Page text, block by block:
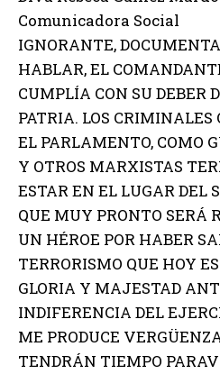
Comunicadora Social
IGNORANTE,
HABLAR, EL
CUMPLÍA CON SU DEBER
PATRIA. LOS CRIMINALES
EL PARLAMENTO, COMO
Y OTROS MARXISTAS
ESTAR EN EL LUGAR DEL
QUE MUY PRONTO SERÁ
UN HÉROE POR HABER
TERRORISMO QUE HOY
GLORIA Y MAJESTAD
INDIFERENCIA DEL
ME PRODUCE
TENDRÁN TIEMPO